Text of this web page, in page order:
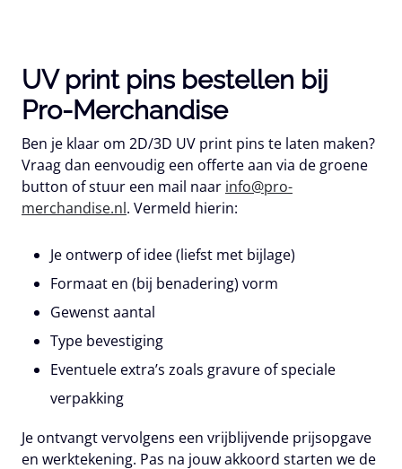
UV print pins bestellen bij
Pro-Merchandise
Ben je klaar om 2D/3D UV print pins te laten maken?
Vraag dan eenvoudig een offerte aan via de groene
button of stuur een mail naar info@pro-
merchandise.nl. Vermeld hierin:
Je ontwerp of idee (liefst met bijlage)
Formaat en (bij benadering) vorm
Gewenst aantal
Type bevestiging
Eventuele extra’s zoals gravure of speciale
verpakking
Je ontvangt vervolgens een vrijblijvende prijsopgave
en werktekening. Pas na jouw akkoord starten we de